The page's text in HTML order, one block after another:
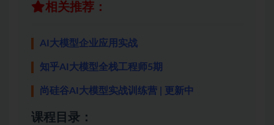
相关推荐：
AI大模型企业应用实战
知乎AI大模型全栈工程师5期
尚硅谷AI大模型实战训练营 | 更新中
课程目录：